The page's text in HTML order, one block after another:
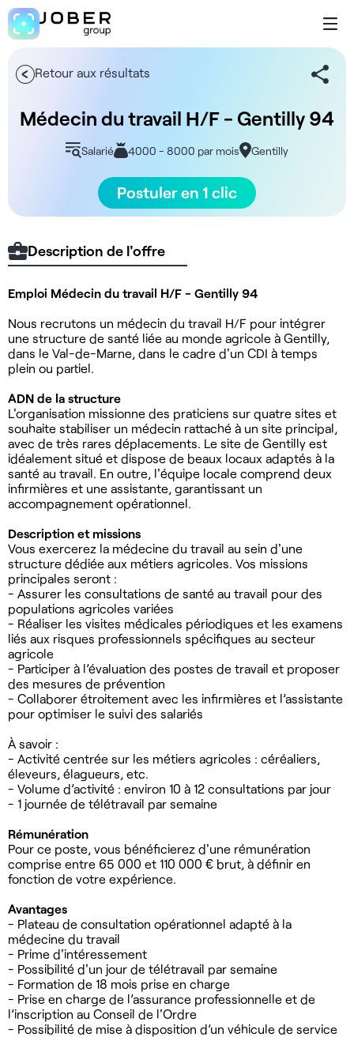
Retour aux résultats
Médecin du travail H/F - Gentilly 94
Salarié 4000 - 8000 par mois Gentilly
Postuler en 1 clic
Description de l'offre
Emploi Médecin du travail H/F - Gentilly 94
Nous recrutons un médecin du travail H/F pour intégrer
une structure de santé liée au monde agricole à Gentilly,
dans le Val-de-Marne, dans le cadre d'un CDI à temps
plein ou partiel.
ADN de la structure
L'organisation missionne des praticiens sur quatre sites et
souhaite stabiliser un médecin rattaché à un site principal,
avec de très rares déplacements. Le site de Gentilly est
idéalement situé et dispose de beaux locaux adaptés à la
santé au travail. En outre, l'équipe locale comprend deux
infirmières et une assistante, garantissant un
accompagnement opérationnel.
Description et missions
Vous exercerez la médecine du travail au sein d'une
structure dédiée aux métiers agricoles. Vos missions
principales seront :
- Assurer les consultations de santé au travail pour des
populations agricoles variées
- Réaliser les visites médicales périodiques et les examens
liés aux risques professionnels spécifiques au secteur
agricole
- Participer à l’évaluation des postes de travail et proposer
des mesures de prévention
- Collaborer étroitement avec les infirmières et l’assistante
pour optimiser le suivi des salariés
À savoir :
- Activité centrée sur les métiers agricoles : céréaliers,
éleveurs, élagueurs, etc.
- Volume d’activité : environ 10 à 12 consultations par jour
- 1 journée de télétravail par semaine
Rémunération
Pour ce poste, vous bénéficierez d'une rémunération
comprise entre 65 000 et 110 000 € brut, à définir en
fonction de votre expérience.
Avantages
- Plateau de consultation opérationnel adapté à la
médecine du travail
- Prime d'intéressement
- Possibilité d'un jour de télétravail par semaine
- Formation de 18 mois prise en charge
- Prise en charge de l’assurance professionnelle et de
l’inscription au Conseil de l'Ordre
- Possibilité de mise à disposition d’un véhicule de service